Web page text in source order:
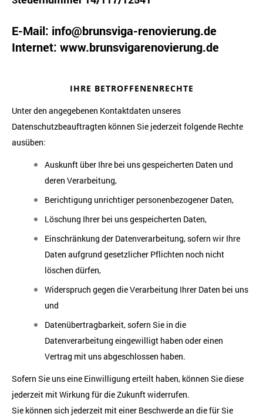
E-Mail: info@brunsviga-renovierung.de
Internet: www.brunsvigarenovierung.de
IHRE BETROFFENENRECHTE
Unter den angegebenen Kontaktdaten unseres
Datenschutzbeauftragten können Sie jederzeit folgende Rechte
ausüben:
Auskunft über Ihre bei uns gespeicherten Daten und
deren Verarbeitung,
Berichtigung unrichtiger personenbezogener Daten,
Löschung Ihrer bei uns gespeicherten Daten,
Einschränkung der Datenverarbeitung, sofern wir Ihre
Daten aufgrund gesetzlicher Pflichten noch nicht
löschen dürfen,
Widerspruch gegen die Verarbeitung Ihrer Daten bei uns
und
Datenübertragbarkeit, sofern Sie in die
Datenverarbeitung eingewilligt haben oder einen
Vertrag mit uns abgeschlossen haben.
Sofern Sie uns eine Einwilligung erteilt haben, können Sie diese
jederzeit mit Wirkung für die Zukunft widerrufen.
Sie können sich jederzeit mit einer Beschwerde an die für Sie